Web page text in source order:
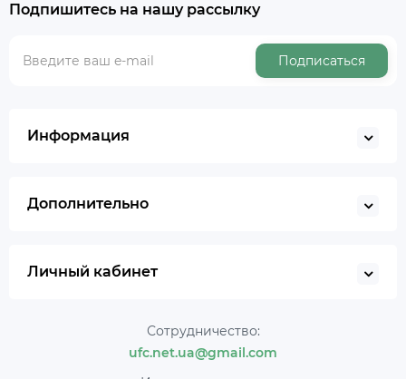
Подпишитесь на нашу рассылку
Подписаться
Информация
Дополнительно
Личный кабинет
Сотрудничество:
ufc.net.ua@gmail.com